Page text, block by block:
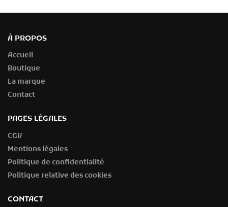
À PROPOS
Accueil
Boutique
La marque
Contact
PAGES LÉGALES
CGV
Mentions légales
Politique de confidentialité
Politique relative des cookies
CONTACT